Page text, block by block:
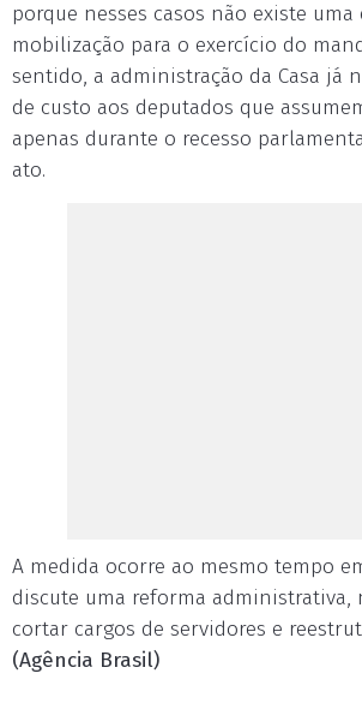
porque nesses casos não existe uma
mobilização para o exercício do
sentido, a administração da Casa já
de custo aos deputados que
apenas durante o recesso
ato.
A medida ocorre ao mesmo tempo
discute uma reforma administrativa,
cortar cargos de servidores e
(Agência Brasil)